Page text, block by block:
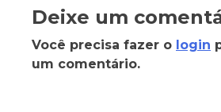
Deixe um
Você precisa fazer o login
um comentário.